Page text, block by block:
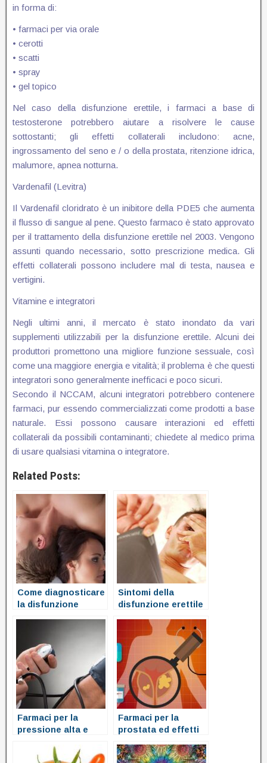
in forma di:
• farmaci per via orale
• cerotti
• scatti
• spray
• gel topico
Nel caso della disfunzione erettile, i farmaci a base di
testosterone potrebbero aiutare a risolvere le cause
sottostanti; gli effetti collaterali includono: acne,
ingrossamento del seno e / o della prostata, ritenzione idrica,
malumore, apnea notturna.
Vardenafil (Levitra)
Il Vardenafil cloridrato è un inibitore della PDE5 che aumenta
il flusso di sangue al pene. Questo farmaco è stato approvato
per il trattamento della disfunzione erettile nel 2003. Vengono
assunti quando necessario, sotto prescrizione medica. Gli
effetti collaterali possono includere mal di testa, nausea e
vertigini.
Vitamine e integratori
Negli ultimi anni, il mercato è stato inondato da vari
supplementi utilizzabili per la disfunzione erettile. Alcuni dei
produttori promettono una migliore funzione sessuale, così
come una maggiore energia e vitalità; il problema è che questi
integratori sono generalmente inefficaci e poco sicuri.
Secondo il NCCAM, alcuni integratori potrebbero contenere
farmaci, pur essendo commercializzati come prodotti a base
naturale. Essi possono causare interazioni ed effetti
collaterali da possibili contaminanti; chiedete al medico prima
di usare qualsiasi vitamina o integratore.
Related Posts:
Come diagnosticare
la disfunzione
Sintomi della
disfunzione erettile
Farmaci per la
pressione alta e
Farmaci per la
prostata ed effetti
sull’erezione